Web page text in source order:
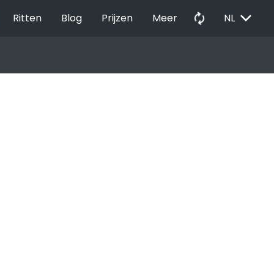
Ritten Blog Prijzen Meer autorenew NL EXPAND_MORE